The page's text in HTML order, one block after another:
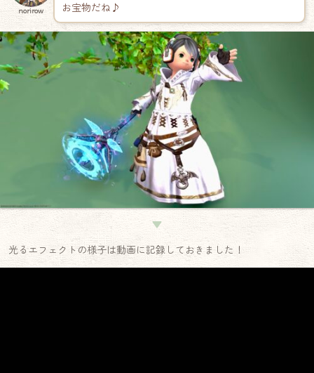
norirow
お宝物だね♪
▼
光るエフェクトの様子は動画に記録しておきました！